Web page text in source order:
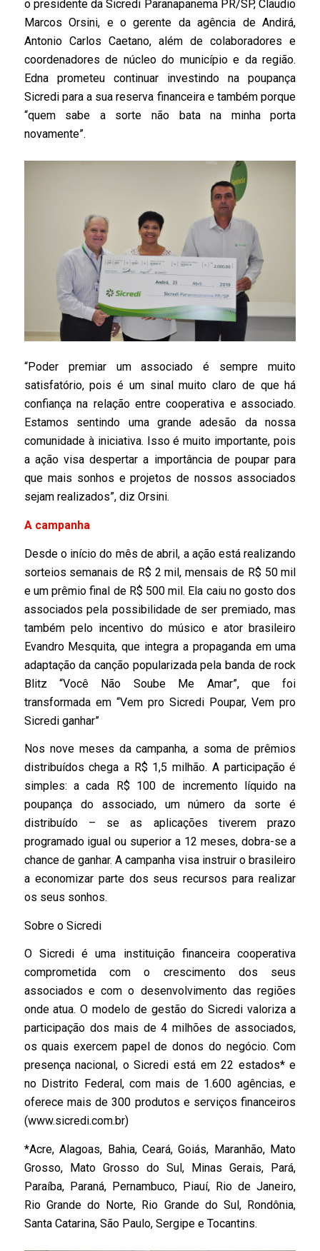
o presidente da Sicredi Paranapanema PR/SP, Claudio
Marcos Orsini, e o gerente da agência de Andirá,
Antonio Carlos Caetano, além de colaboradores e
coordenadores de núcleo do município e da região.
Edna prometeu continuar investindo na poupança
Sicredi para a sua reserva financeira e também porque
“quem sabe a sorte não bata na minha porta
novamente”.
“Poder premiar um associado é sempre muito
satisfatório, pois é um sinal muito claro de que há
confiança na relação entre cooperativa e associado.
Estamos sentindo uma grande adesão da nossa
comunidade à iniciativa. Isso é muito importante, pois
a ação visa despertar a importância de poupar para
que mais sonhos e projetos de nossos associados
sejam realizados”, diz Orsini.
A campanha
Desde o início do mês de abril, a ação está realizando
sorteios semanais de R$ 2 mil, mensais de R$ 50 mil
e um prêmio final de R$ 500 mil. Ela caiu no gosto dos
associados pela possibilidade de ser premiado, mas
também pelo incentivo do músico e ator brasileiro
Evandro Mesquita, que integra a propaganda em uma
adaptação da canção popularizada pela banda de rock
Blitz “Você Não Soube Me Amar”, que foi
transformada em “Vem pro Sicredi Poupar, Vem pro
Sicredi ganhar”
Nos nove meses da campanha, a soma de prêmios
distribuídos chega a R$ 1,5 milhão. A participação é
simples: a cada R$ 100 de incremento líquido na
poupança do associado, um número da sorte é
distribuído – se as aplicações tiverem prazo
programado igual ou superior a 12 meses, dobra-se a
chance de ganhar. A campanha visa instruir o brasileiro
a economizar parte dos seus recursos para realizar
os seus sonhos.
Sobre o Sicredi
O Sicredi é uma instituição financeira cooperativa
comprometida com o crescimento dos seus
associados e com o desenvolvimento das regiões
onde atua. O modelo de gestão do Sicredi valoriza a
participação dos mais de 4 milhões de associados,
os quais exercem papel de donos do negócio. Com
presença nacional, o Sicredi está em 22 estados* e
no Distrito Federal, com mais de 1.600 agências, e
oferece mais de 300 produtos e serviços financeiros
(www.sicredi.com.br)
*Acre, Alagoas, Bahia, Ceará, Goiás, Maranhão, Mato
Grosso, Mato Grosso do Sul, Minas Gerais, Pará,
Paraíba, Paraná, Pernambuco, Piauí, Rio de Janeiro,
Rio Grande do Norte, Rio Grande do Sul, Rondônia,
Santa Catarina, São Paulo, Sergipe e Tocantins.